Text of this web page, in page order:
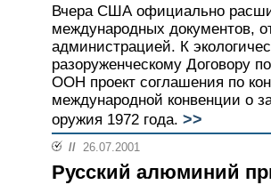
Вчера США официально
международных документов,
администрацией. К
разоруженческому Договору
ООН проект соглашения по
международной конвенции о
оружия 1972 года. >>
// 26.07.2001
Русский алюминий